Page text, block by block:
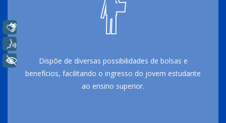
Dispõe de diversas possibilidades de bolsas e
benefícios, facilitando o ingresso do jovem estudante
ao ensino superior.
+ Acessibilidade